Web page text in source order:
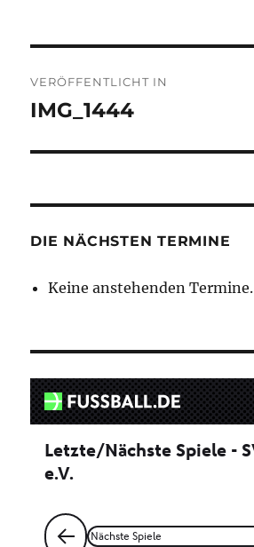
VERÖFFENTLICHT IN
IMG_1444
DIE NÄCHSTEN TERMINE
Keine anstehenden Termine.